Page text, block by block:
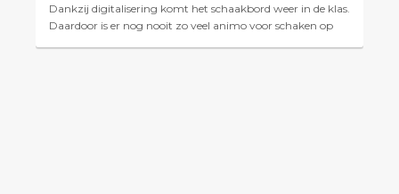
Dankzij digitalisering komt het schaakbord weer in de klas.
Daardoor is er nog nooit zo veel animo voor schaken op